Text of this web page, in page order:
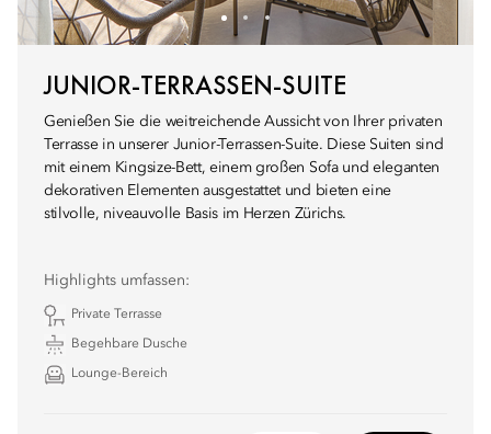
JUNIOR-TERRASSEN-SUITE
Genießen Sie die weitreichende Aussicht von Ihrer privaten
Terrasse in unserer Junior-Terrassen-Suite. Diese Suiten sind
mit einem Kingsize-Bett, einem großen Sofa und eleganten
dekorativen Elementen ausgestattet und bieten eine
stilvolle, niveauvolle Basis im Herzen Zürichs.
Highlights umfassen:
Private Terrasse
Begehbare Dusche
Lounge-Bereich